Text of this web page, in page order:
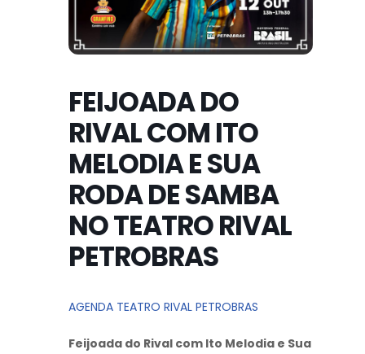
FEIJOADA DO
RIVAL COM ITO
MELODIA E SUA
RODA DE SAMBA
NO TEATRO RIVAL
PETROBRAS
AGENDA TEATRO RIVAL PETROBRAS
Feijoada do Rival com Ito Melodia e Sua